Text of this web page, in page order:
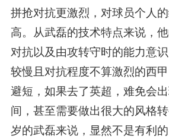
拼抢对抗更激烈，对球员个人
高。从武磊的技术特点来说，
对抗以及由攻转守时的能力意
较慢且对抗程度不算激烈的西
避短，如果去了英超，难免会
间，甚至需要做出很大的风格
岁的武磊来说，显然不是有利